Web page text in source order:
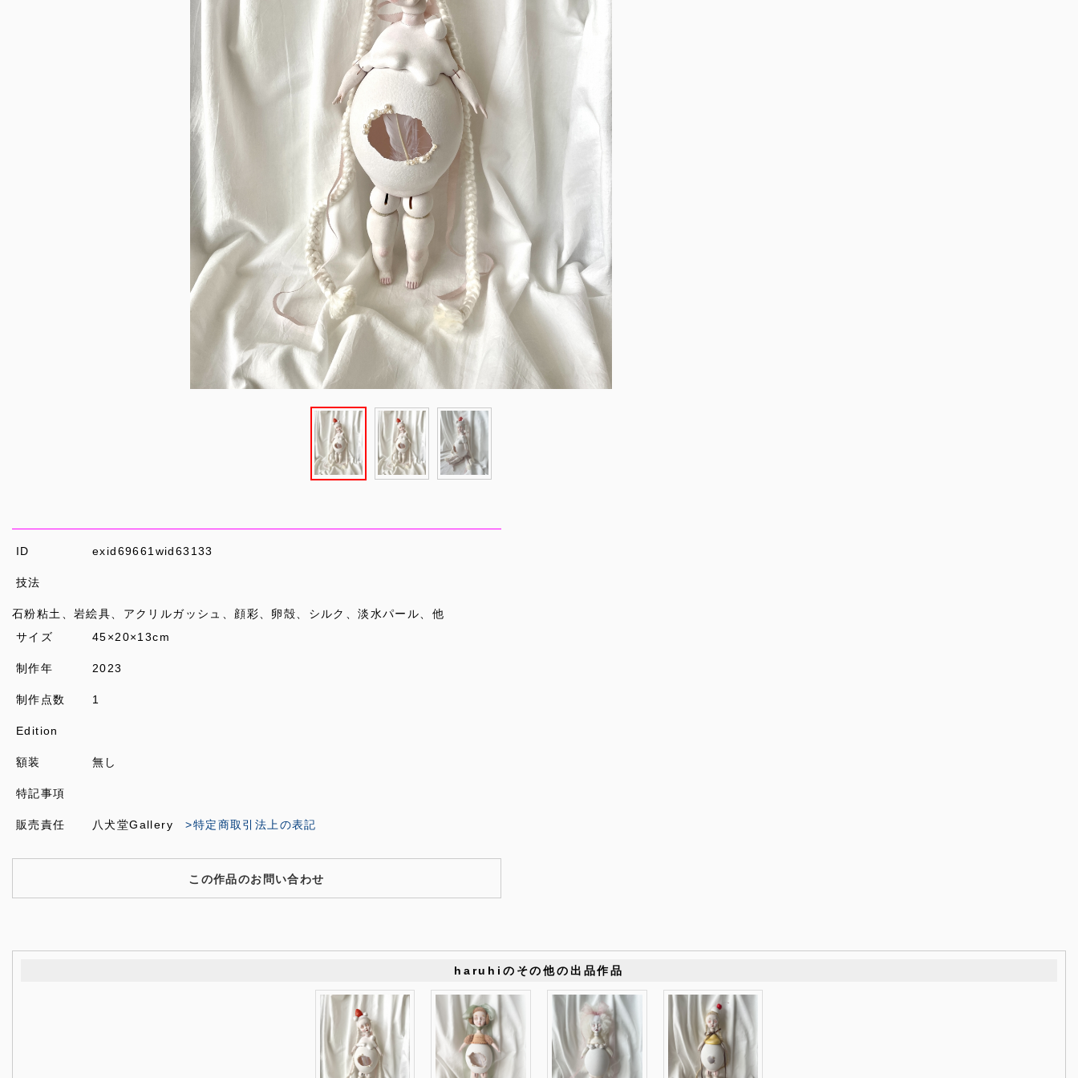
ID exid69661wid63133
技法
石粉粘土、岩絵具、アクリルガッシュ、顔彩、卵殻、シルク、淡水パール、他
サイズ
45×20×13cm
制作年 2023
制作点数 1
Edition
額装 無し
特記事項
販売責任 八犬堂Gallery>特定商取引法上の表記
この作品のお問い合わせ
haruhiのその他の出品作品